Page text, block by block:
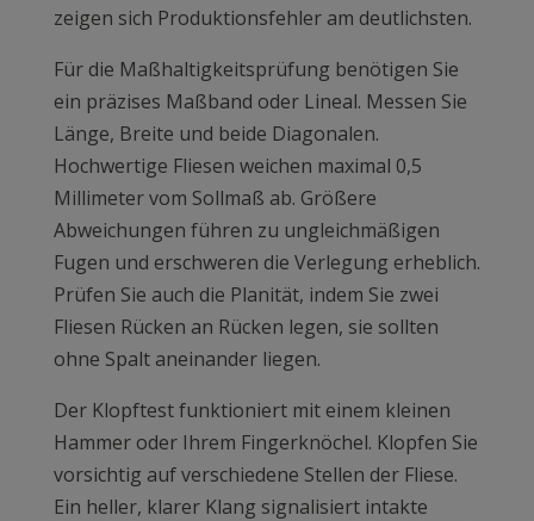
zeigen sich Produktionsfehler am deutlichsten.
Für die Maßhaltigkeitsprüfung benötigen Sie
ein präzises Maßband oder Lineal. Messen Sie
Länge, Breite und beide Diagonalen.
Hochwertige Fliesen weichen maximal 0,5
Millimeter vom Sollmaß ab. Größere
Abweichungen führen zu ungleichmäßigen
Fugen und erschweren die Verlegung erheblich.
Prüfen Sie auch die Planität, indem Sie zwei
Fliesen Rücken an Rücken legen, sie sollten
ohne Spalt aneinander liegen.
Der Klopftest funktioniert mit einem kleinen
Hammer oder Ihrem Fingerknöchel. Klopfen Sie
vorsichtig auf verschiedene Stellen der Fliese.
Ein heller, klarer Klang signalisiert intakte